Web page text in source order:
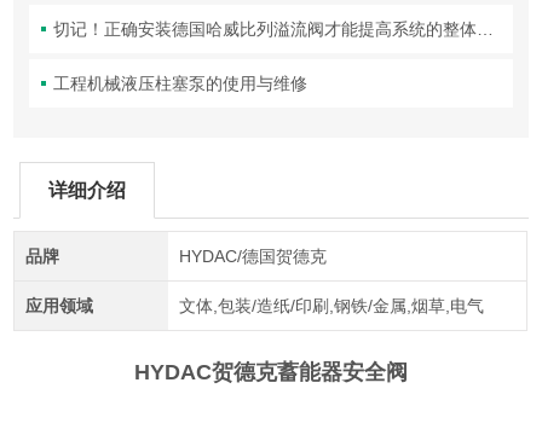
切记！正确安装德国哈威比列溢流阀才能提高系统的整体性能
工程机械液压柱塞泵的使用与维修
详细介绍
品牌 HYDAC/德国贺德克
应用领域 文体,包装/造纸/印刷,钢铁/金属,烟草,电气
HYDAC贺德克蓄能器安全阀